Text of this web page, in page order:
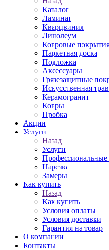
Каталог
Ламинат
Кварцвинил
Линолеум
Ковровые покрытия
Паркетная доска
Подложка
Аксессуары
Грязезащитные
Искусственная
Керамогранит
Ковры
Пробка
Акции
Услуги
Назад
Услуги
Профессиональные
Нарезка
Замеры
Как купить
Назад
Как купить
Условия оплаты
Условия доставки
Гарантия на товар
О компании
Контакты